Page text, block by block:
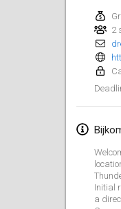
2
Initial
a
8
15